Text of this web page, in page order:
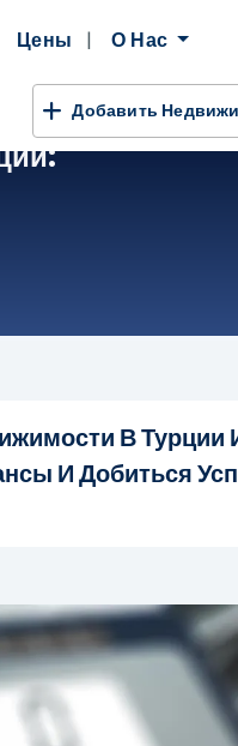
Цены О Нас
Добавить
В Турции
И Добиться